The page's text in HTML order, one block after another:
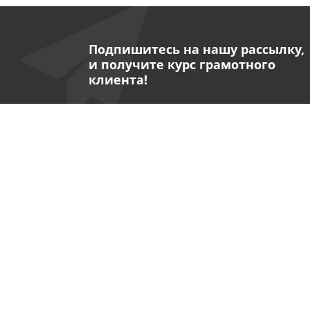
Подпишитесь на нашу рассылку,
и получите курс грамотного
клиента!